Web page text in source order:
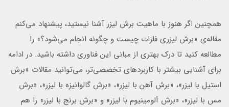
همچنین اگر هنوز با ماهیت برش لیزر آشنا نیستید، پیشنهاد می‌کنم
مقاله‌ی «برش لیزری فلزات چیست و چگونه انجام می‌شود؟» را
مطالعه کنید تا درک بهتری از مبانی این فناوری داشته باشید. در ادامه
برای آشنایی بیشتر با کاربردهای تخصصی‌تر، می‌توانید مقالات «برش
استیل با لیزر»، «برش آهن با لیزر»، «برش گالوانیزه با لیزر»، «برش
مس با لیزر»، «برش آلومینیوم با لیزر» و «برش برنج با لیزر» را هم